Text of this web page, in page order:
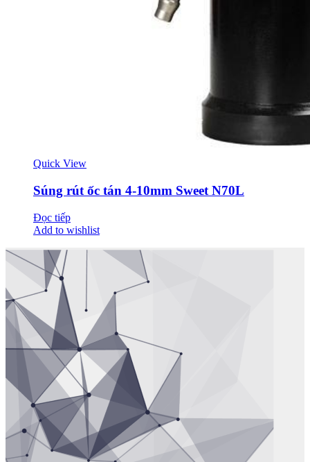
Quick View
Súng rút ốc tán 4-10mm Sweet N70L
Đọc tiếp
Add to wishlist